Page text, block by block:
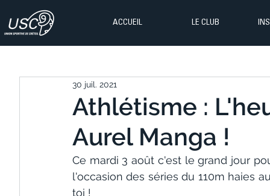
ACCUEIL LE CLUB
Athlétisme :
Aurel Manga !
30 juil. 2021
Ce mardi 3 août c'est le grand jour
l'occasion des séries du 110m haies
toi !